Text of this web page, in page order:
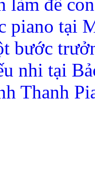
piano tại
bước
nhi tại
Thanh